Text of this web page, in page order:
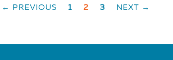
← PREVIOUS 1 2 3 NEXT →